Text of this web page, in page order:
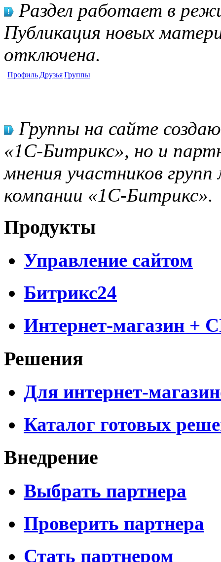
Раздел работает в
Публикация новых
отключена.
Профиль ДрузьяГруппы
Группы на сайте
«1С-Битрикс», но и
мнения участников
компании «1С-Битрикс».
Продукты
Управление сайтом
Битрикс24
Интернет-магазин +
Решения
Для интернет-
Каталог готовых
Внедрение
Выбрать партнера
Проверить партнера
Стать партнером